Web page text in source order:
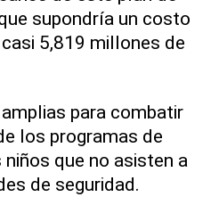
supondría un costo
5,819 millones de
para combatir
los programas de
que no asisten a
de seguridad.